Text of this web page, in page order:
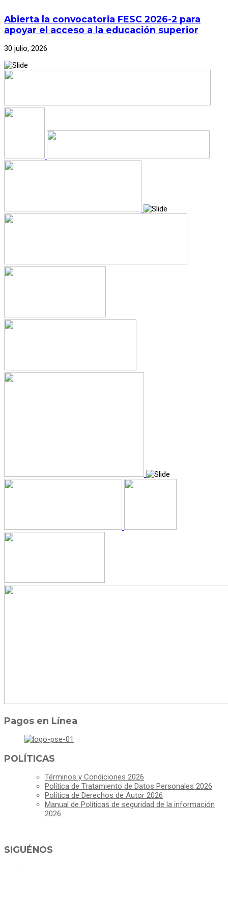
Abierta la convocatoria FESC 2026-2 para
apoyar el acceso a la educación superior
30 julio, 2026
Pagos en Línea
POLÍTICAS
Términos y Condiciones 2026
Política de Tratamiento de Datos Personales 2026
Política de Derechos de Autor 2026
Manual de Políticas de seguridad de la información
2026
SIGUÉNOS